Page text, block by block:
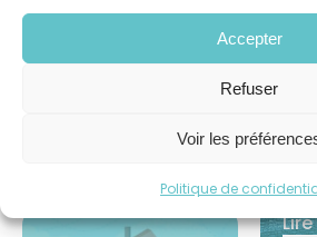
Accepter
Refuser
Voir les
Politique de
orientation
professionnelle